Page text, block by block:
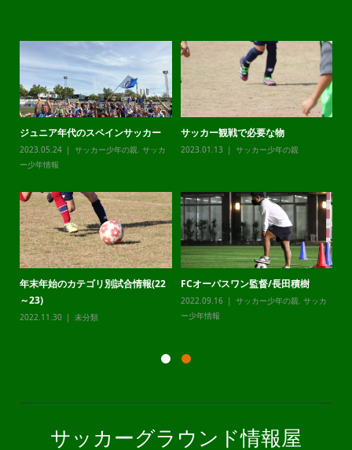
ジュニア年代のスペインサッカー
2023.05.24 サッカー少年の親, サッカ
ー少年情報
サッカー観戦で必要な物
2023.01.13 サッカー少年の親
年末年始のカテゴリ別試合情報(22
～23)
2022.11.30 未分類
FCオーパスワン監督/長田積樹
2022.09.16 サッカー少年の親, サッカ
ー少年情報
サッカーグラウンド情報屋